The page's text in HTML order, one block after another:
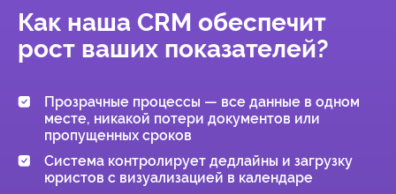
Как наша CRM обеспечит
рост ваших показателей?
Прозрачные процессы — все данные в одном
месте, никакой потери документов или
пропущенных сроков
Система контролирует дедлайны и загрузку
юристов с визуализацией в календаре